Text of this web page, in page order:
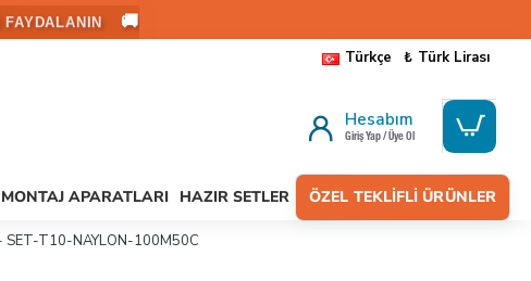
FAYDALANIN 🚚
Türkçe ₺ Türk Lirası
Hesabım
Giriş Yap / Üye Ol
MONTAJ APARATLARI HAZIR SETLER ÖZEL TEKLIFLI ÜRÜNLER
SET-T10-NAYLON-100M50C